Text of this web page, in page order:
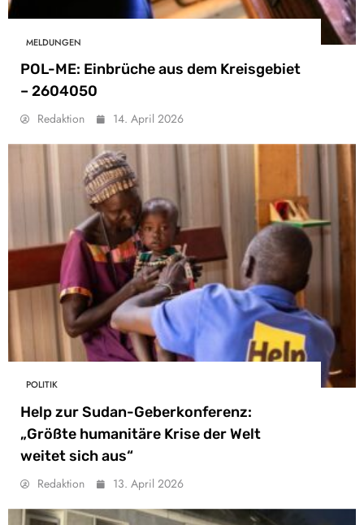
MELDUNGEN
POL-ME: Einbrüche aus dem Kreisgebiet
– 2604050
Redaktion 14. April 2026
POLITIK
Help zur Sudan-Geberkonferenz:
„Größte humanitäre Krise der Welt
weitet sich aus“
Redaktion 13. April 2026